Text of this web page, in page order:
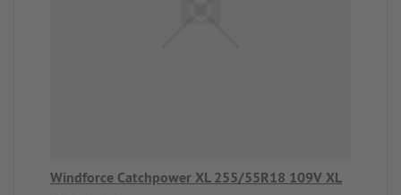
Windforce Catchpower XL 255/55R18 109V XL